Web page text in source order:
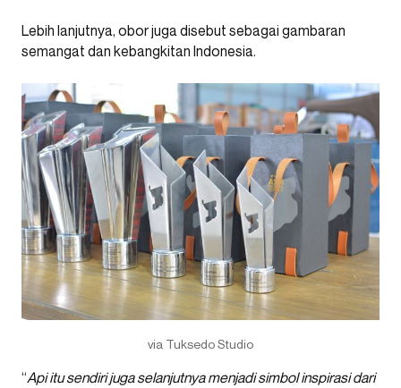
Lebih lanjutnya, obor juga disebut sebagai gambaran
semangat dan kebangkitan Indonesia.
via Tuksedo Studio
“Api itu sendiri juga selanjutnya menjadi simbol inspirasi dari